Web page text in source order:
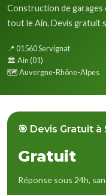
Construction de garages
tout le Ain. Devis gratuit
📍 01560 Servignat
🏛️ Ain (01)
🗺️ Auvergne-Rhône-Alpes
🎯 Devis Gratuit
Gratuit
Réponse sous 24h,